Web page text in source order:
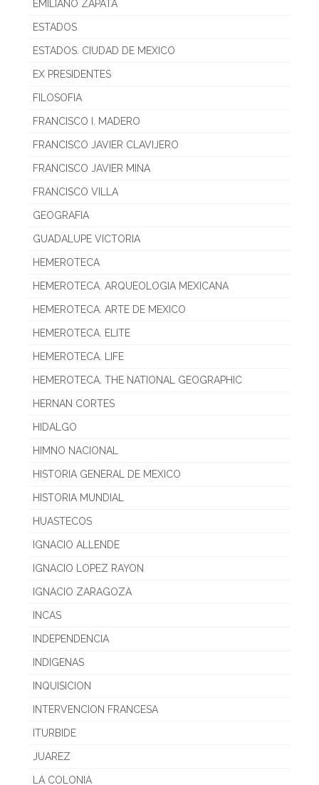
EMILIANO ZAPATA
ESTADOS
ESTADOS. CIUDAD DE MEXICO
EX PRESIDENTES
FILOSOFIA
FRANCISCO I. MADERO
FRANCISCO JAVIER CLAVIJERO
FRANCISCO JAVIER MINA
FRANCISCO VILLA
GEOGRAFIA
GUADALUPE VICTORIA
HEMEROTECA
HEMEROTECA. ARQUEOLOGIA MEXICANA
HEMEROTECA. ARTE DE MEXICO
HEMEROTECA. ELITE
HEMEROTECA. LIFE
HEMEROTECA. THE NATIONAL GEOGRAPHIC
HERNAN CORTES
HIDALGO
HIMNO NACIONAL
HISTORIA GENERAL DE MEXICO
HISTORIA MUNDIAL
HUASTECOS
IGNACIO ALLENDE
IGNACIO LOPEZ RAYON
IGNACIO ZARAGOZA
INCAS
INDEPENDENCIA
INDIGENAS
INQUISICION
INTERVENCION FRANCESA
ITURBIDE
JUAREZ
LA COLONIA